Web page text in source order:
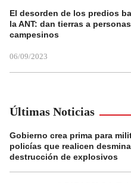
El desorden de los predios
la ANT: dan tierras a
campesinos
06/09/2023
Últimas Noticias
Gobierno crea prima para
policías que realicen
destrucción de explosivos